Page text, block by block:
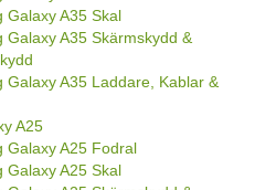
Galaxy A35 Skal
Galaxy A35 Skärmskydd &
Galaxy A35 Laddare, Kablar &
A25
Galaxy A25 Fodral
Galaxy A25 Skal